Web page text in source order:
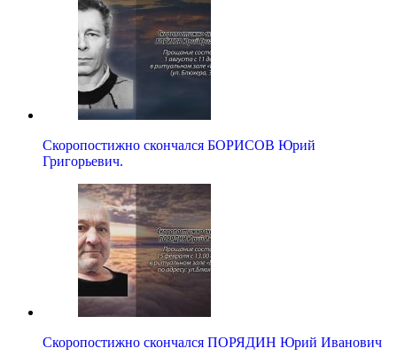
Скоропостижно скончался БОРИСОВ Юрий
Григорьевич.
Скоропостижно скончался ПОРЯДИН Юрий Иванович